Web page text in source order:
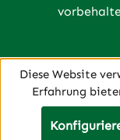
Diese Website
Erfahrung